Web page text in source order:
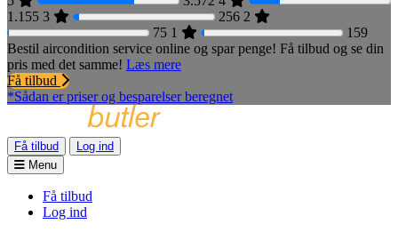
1.155 3 256 2
75 1
159
Bestil aircondition service online og spar penge! Få tilbud og se din
pris med det samme! Læs mere
Få tilbud
*Sådan er priser og besparelser beregnet
Få tilbud
Log ind
Menu
Få tilbud
Log ind